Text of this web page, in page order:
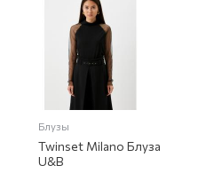
Блузы
Twinset Milano Блуза
U&B